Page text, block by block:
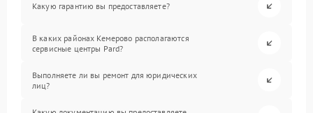
Какую гарантию вы предоставляете?
В каких районах Кемерово располагаются
сервисные центры Pard?
Выполняете ли вы ремонт для юридических
лиц?